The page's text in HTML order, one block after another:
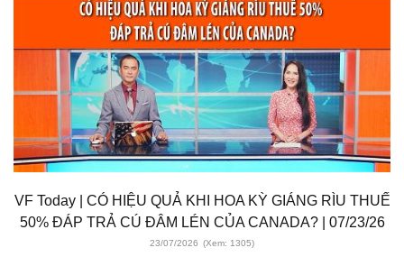
VF Today | CÓ HIỆU QUẢ KHI HOA KỲ GIÁNG RÌU THUẾ
50% ĐÁP TRẢ CÚ ĐÂM LÉN CỦA CANADA? | 07/23/26
23/07/2026 (Xem: 1305)